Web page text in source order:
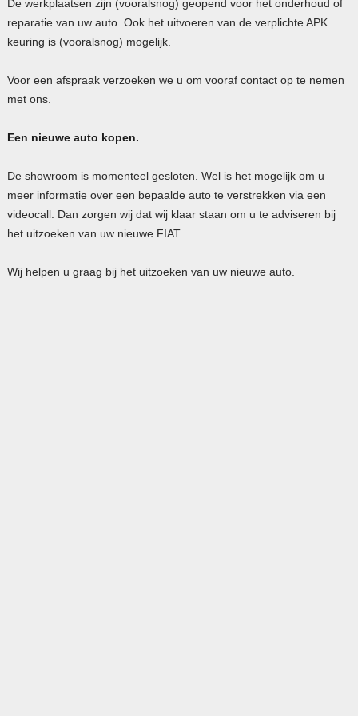
De werkplaatsen zijn (vooralsnog) geopend voor het onderhoud of
reparatie van uw auto. Ook het uitvoeren van de verplichte APK
keuring is (vooralsnog) mogelijk.
Voor een afspraak verzoeken we u om vooraf contact op te nemen
met ons.
Een nieuwe auto kopen.
De showroom is momenteel gesloten. Wel is het mogelijk om u
meer informatie over een bepaalde auto te verstrekken via een
videocall. Dan zorgen wij dat wij klaar staan om u te adviseren bij
het uitzoeken van uw nieuwe FIAT.
Wij helpen u graag bij het uitzoeken van uw nieuwe auto.